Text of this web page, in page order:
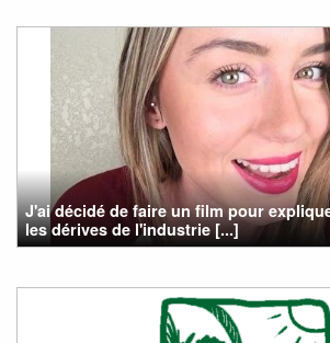
J'ai décidé de faire un film pour
les dérives de l'industrie [...]